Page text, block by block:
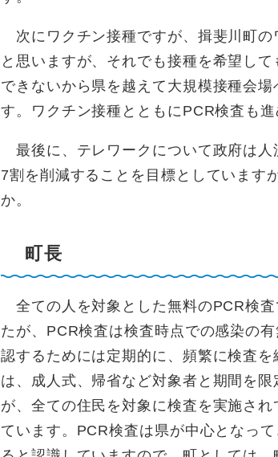
次にワクチン接種ですが、揖斐川町の
と思いますが、それでも接種を希望し
できないから県を越えて大規模接種会
す。ワクチン接種とともにPCR検査も進
最後に、テレワークについて政府は人
7割を削減することを目標としています
か。
町長
全ての人を対象とした無料のPCR検
たが、PCR検査は検査時点での感染の
認するためには定期的に、頻繁に検査
は、成人式、帰省など対象者と期間を
が、全ての住民を対象に検査を実施さ
ています。PCR検査は県が中心となっ